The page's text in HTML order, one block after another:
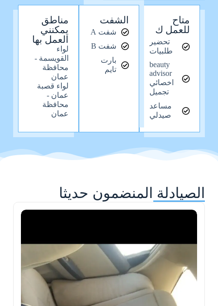
متاح
للعمل ك
تحضير
طلبيات
beauty
advisor
اخصائي
تجميل
مساعد
صيدلي
الشفت
شفت A
شفت B
بارت
تايم
مناطق
يمكنني
العمل بها
لواء
القويسمة -
محافظة
عمان
لواء قصبة
عمان -
محافظة
عمان
الصيادلة المنضمون حديثا